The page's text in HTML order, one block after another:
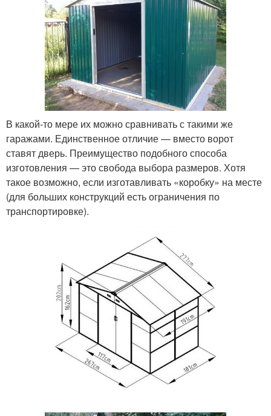
В какой-то мере их можно сравнивать с такими же
гаражами. Единственное отличие — вместо ворот
ставят дверь. Преимущество подобного способа
изготовления — это свобода выбора размеров. Хотя
такое возможно, если изготавливать «коробку» на месте
(для больших конструкций есть ограничения по
транспортировке).